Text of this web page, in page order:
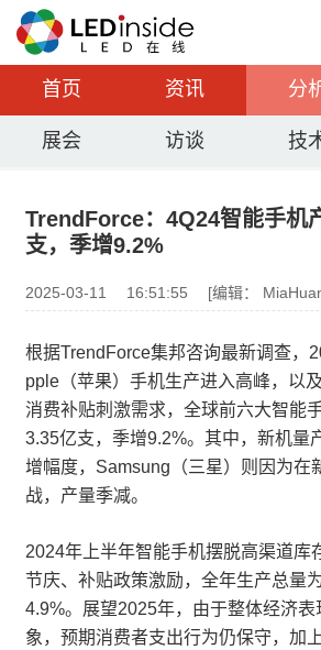
首页 资讯 分
展会 访谈 技
TrendForce：4Q24智能手机
支，季增9.2%
2025-03-11 16:51:55 [编辑：
根据TrendForce集邦咨询最新调查，
pple（苹果）手机生产进入高峰，以
消费补贴刺激需求，全球前六大智能
3.35亿支，季增9.2%。其中，新机量
增幅度，Samsung（三星）则因为在
战，产量季减。
2024年上半年智能手机摆脱高渠道库
节庆、补贴政策激励，全年生产总量
4.9%。展望2025年，由于整体经济
象，预期消费者支出行为仍保守，加